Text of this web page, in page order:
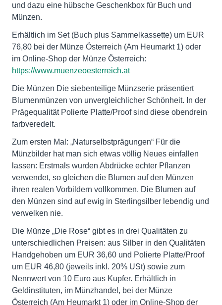
und dazu eine hübsche Geschenkbox für Buch und
Münzen.
Erhältlich im Set (Buch plus Sammelkassette) um EUR
76,80 bei der Münze Österreich (Am Heumarkt 1) oder
im Online-Shop der Münze Österreich:
https://www.muenzeoesterreich.at
Die Münzen Die siebenteilige Münzserie präsentiert
Blumenmünzen von unvergleichlicher Schönheit. In der
Prägequalität Polierte Platte/Proof sind diese obendrein
farbveredelt.
Zum ersten Mal: „Naturselbstprägungen“ Für die
Münzbilder hat man sich etwas völlig Neues einfallen
lassen: Erstmals wurden Abdrücke echter Pflanzen
verwendet, so gleichen die Blumen auf den Münzen
ihren realen Vorbildern vollkommen. Die Blumen auf
den Münzen sind auf ewig in Sterlingsilber lebendig und
verwelken nie.
Die Münze „Die Rose“ gibt es in drei Qualitäten zu
unterschiedlichen Preisen: aus Silber in den Qualitäten
Handgehoben um EUR 36,60 und Polierte Platte/Proof
um EUR 46,80 (jeweils inkl. 20% USt) sowie zum
Nennwert von 10 Euro aus Kupfer. Erhältlich in
Geldinstituten, im Münzhandel, bei der Münze
Österreich (Am Heumarkt 1) oder im Online-Shop der